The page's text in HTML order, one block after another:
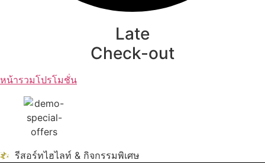
Late
Check-out
หน้ารวมโปรโมชั่น
รีสอร์ทไฮไลท์ & กิจกรรมพิเศษ